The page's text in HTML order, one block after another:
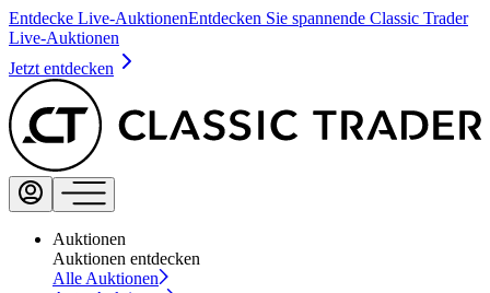
Entdecke Live-AuktionenEntdecken Sie spannende Classic Trader
Live-Auktionen
Jetzt entdecken
Auktionen
Auktionen entdecken
Alle Auktionen